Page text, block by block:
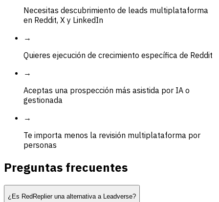
Necesitas descubrimiento de leads multiplataforma
en Reddit, X y LinkedIn
→
Quieres ejecución de crecimiento específica de Reddit
→
Aceptas una prospección más asistida por IA o
gestionada
→
Te importa menos la revisión multiplataforma por
personas
Preguntas frecuentes
¿Es RedReplier una alternativa a Leadverse?